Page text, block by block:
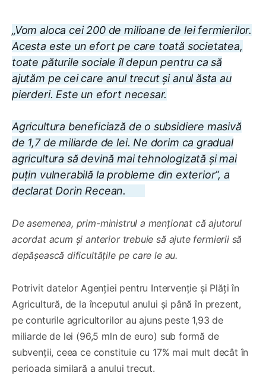
„Vom aloca cei 200 de milioane de lei fermierilor.
Acesta este un efort pe care toată societatea,
toate păturile sociale îl depun pentru ca să
ajutăm pe cei care anul trecut și anul ăsta au
pierderi. Este un efort necesar.
Agricultura beneficiază de o subsidiere masivă
de 1,7 de miliarde de lei. Ne dorim ca gradual
agricultura să devină mai tehnologizată și mai
puțin vulnerabilă la probleme din exterior”, a
declarat Dorin Recean.
De asemenea, prim-ministrul a menționat că ajutorul
acordat acum și anterior trebuie să ajute fermierii să
depășească dificultățile pe care le au.
Potrivit datelor Agenției pentru Intervenție și Plăți în
Agricultură, de la începutul anului și până în prezent,
pe conturile agricultorilor au ajuns peste 1,93 de
miliarde de lei (96,5 mln de euro) sub formă de
subvenții, ceea ce constituie cu 17% mai mult decât în
perioada similară a anului trecut.